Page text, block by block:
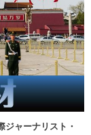
ャーナリスト・